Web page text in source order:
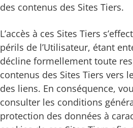
des contenus des Sites Tiers.
L’accès à ces Sites Tiers
périls de l’Utilisateur, étant
décline formellement toute
contenus des Sites Tiers vers
des liens. En conséquence,
consulter les conditions
protection des données à